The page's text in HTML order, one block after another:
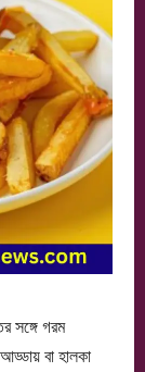
সঙ্গে গরম
বা হালকা